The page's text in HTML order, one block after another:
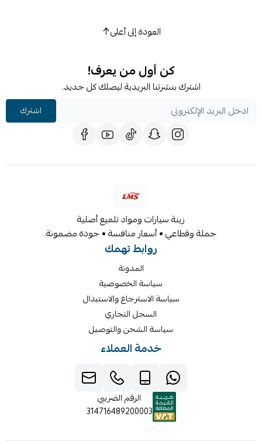
العودة إلى أعلى
كن أول من يعرف!
اشترك بنشرتنا البريدية ليصلك كل جديد.
اشترك
زينة سيارات ومواد تلميع أصلية
جملة وقطاعي • أسعار منافسة • جودة مضمونة
روابط تهمك
المدونة
سياسة الخصوصية
سياسة الاسترجاع والاستبدال
السجل التجاري
سياسة الشحن والتوصيل
خدمة العملاء
الرقم الضريبي
314716489200003